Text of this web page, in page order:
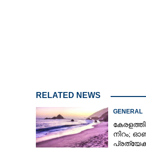
RELATED NEWS
GENERAL
നിറം;
പ്രത്യേക